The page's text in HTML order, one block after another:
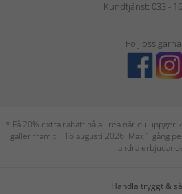
Kundtjänst: 033 -
Följ oss gärna!
* Få 20% extra rabatt på all rea när du uppger
gäller fram till 16 augusti 2026. Max 1 gång
andra
Handla tryggt &